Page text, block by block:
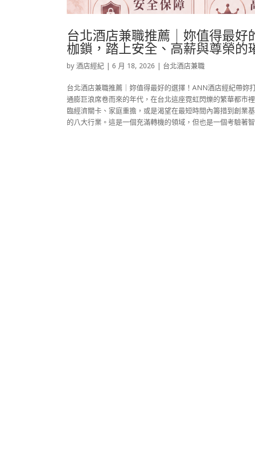
台北酒店兼職推薦｜妳值得最
枷鎖，踏上安全、高薪與尊榮的
by酒店經紀 |6 月 18, 2026 | 台北酒店兼職
台北酒店兼職推薦｜妳值得最好的選擇！ANN酒店經紀帶妳
通膨巨浪席卷而來的年代，在台北這座霓虹閃爍的繁華都市
臨經濟關卡、家庭重擔，或是渴望在最短時間內籌措到創業
的八大行業。這是一個充滿轉機的領域，但也是一個考驗著